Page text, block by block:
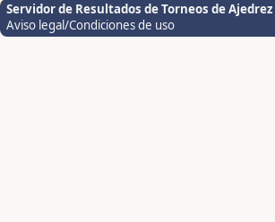
Servidor de Resultados de Torneos de Ajedrez
Aviso legal/Condiciones de uso